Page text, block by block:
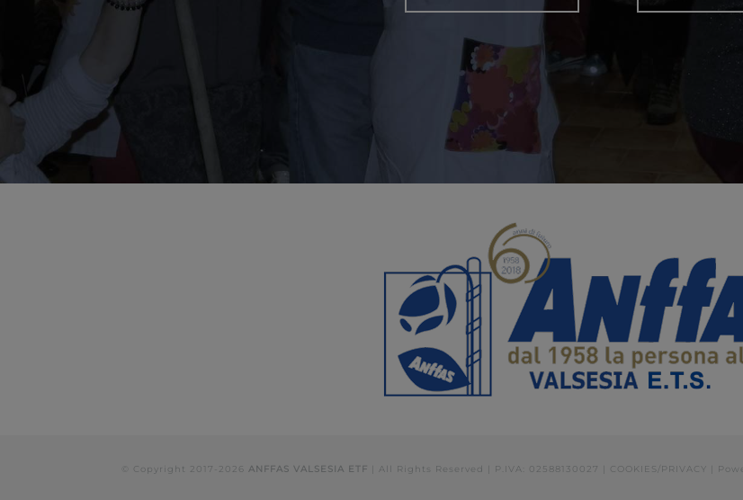
© Copyright 2017- 2026 ANFFAS VALSESIA ETF | All Rights Reserved | P.IVA: 02588130027 | COOKIES/PRIVACY |